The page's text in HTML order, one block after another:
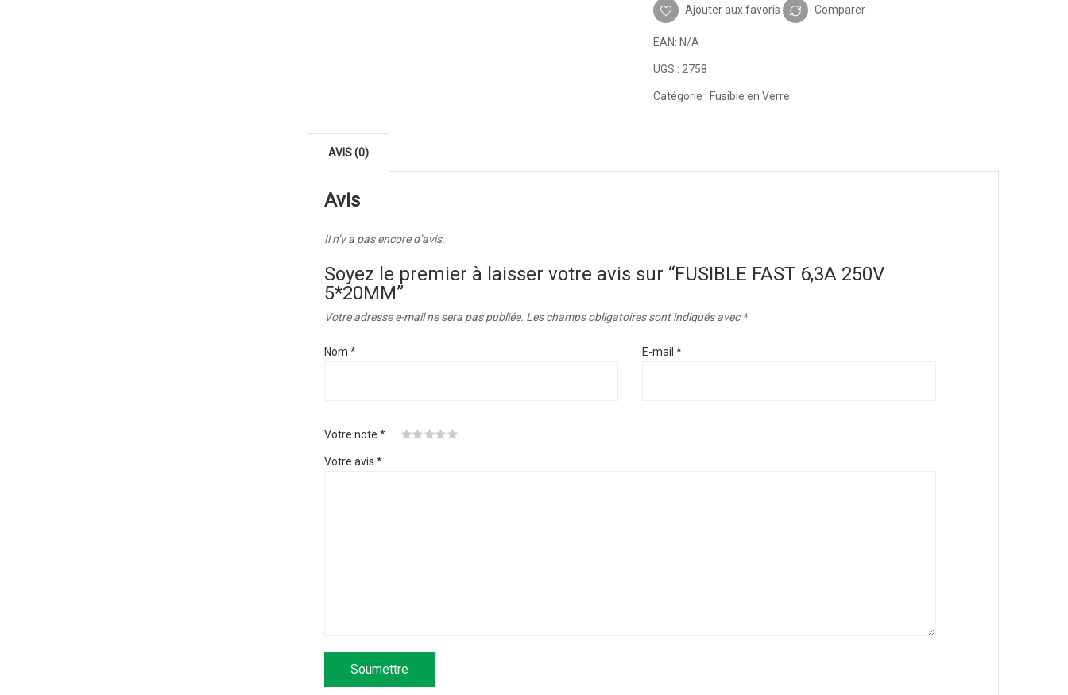
Ajouter aux favoris Comparer
EAN: N/A
UGS : 2758
Catégorie : Fusible en Verre
AVIS (0)
Avis
Il n’y a pas encore d’avis.
Soyez le premier à laisser votre avis sur “FUSIBLE FAST 6,3A 250V
5*20MM”
Votre adresse e-mail ne sera pas publiée. Les champs obligatoires sont indiqués avec *
Nom * E-mail *
Votre note *
Votre avis *